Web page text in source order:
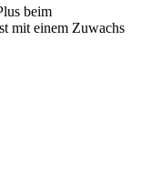
beim
mit einem Zuwachs